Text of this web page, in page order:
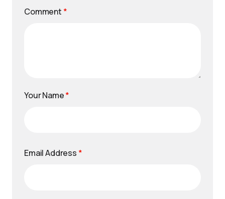
Comment *
Your Name*
Email Address *